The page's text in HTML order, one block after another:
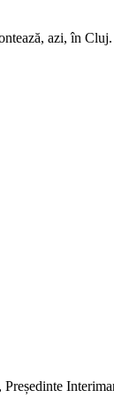
azi, în Cluj.